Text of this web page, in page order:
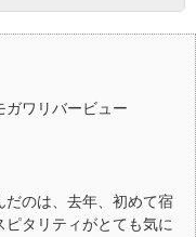
ガワリバービュー
だのは、去年、初めて宿
タリティがとても気に